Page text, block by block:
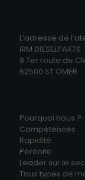
L’adresse de
IRM DIESELPARTS
8 Ter route de
62500 ST OMER
Pourquoi nous ?
Compétences
Rapidité
Pérénité
Leader sur le
Tous types de